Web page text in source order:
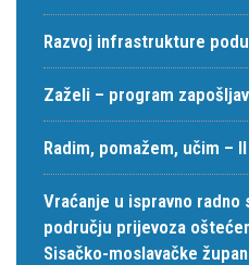
Razvoj infrastrukture
Zaželi – program
Radim, pomažem, učim –
Vraćanje u ispravno
području prijevoza
Sisačko-moslavačke